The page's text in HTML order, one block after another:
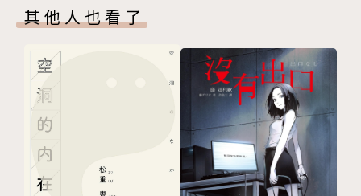
〈咖啡與香菸〉
醒來的我覺得好累……這是哪裡？現在是幾點？我好想
喝杯咖啡，但周圍的人卻對我的渴望感到恐懼與不解。
現在的我身在一個怪異的世界：小孩子可以抽菸，但咖
啡卻被嚴格禁止……
〈隱身的X〉
教授發起了一場推理遊戲：只要找出隱藏身分的助教
其他人也看了